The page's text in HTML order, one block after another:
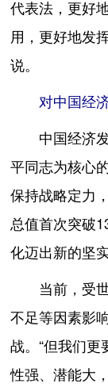
代表法，更好
用，更好地发
说。
对中国经
中国经济发
平同志为核心
保持战略定力
总值首次突破
化迈出新的坚
当前，受世
不足等因素影
战。“但我们更
性强、潜能大